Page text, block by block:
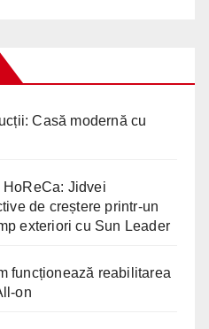
Casă modernă cu
Jidvei
de creștere printr-un
exteriori cu Sun Leader
funcționează reabilitarea
on